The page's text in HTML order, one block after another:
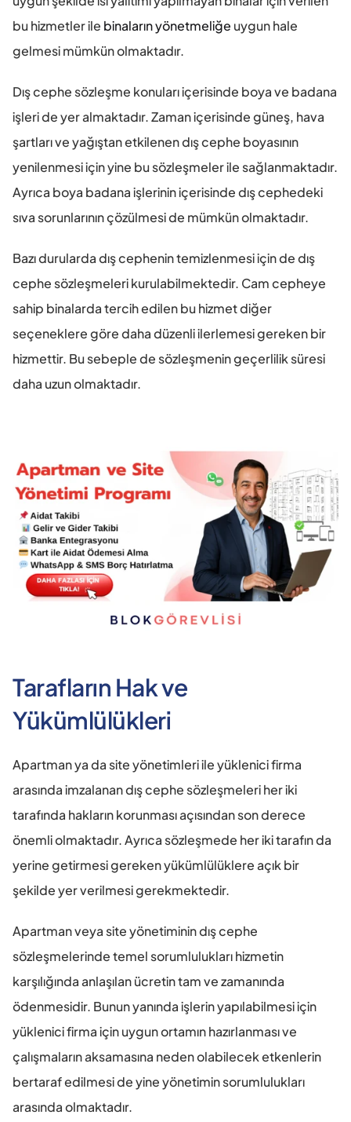
bu hizmetler ile binaların yönetmeliğe uygun hale
gelmesi mümkün olmaktadır.
Dış cephe sözleşme konuları içerisinde boya ve badana
işleri de yer almaktadır. Zaman içerisinde güneş, hava
şartları ve yağıştan etkilenen dış cephe boyasının
yenilenmesi için yine bu sözleşmeler ile sağlanmaktadır.
Ayrıca boya badana işlerinin içerisinde dış cephedeki
sıva sorunlarının çözülmesi de mümkün olmaktadır.
Bazı durularda dış cephenin temizlenmesi için de dış
cephe sözleşmeleri kurulabilmektedir. Cam cepheye
sahip binalarda tercih edilen bu hizmet diğer
seçeneklere göre daha düzenli ilerlemesi gereken bir
hizmettir. Bu sebeple de sözleşmenin geçerlilik süresi
daha uzun olmaktadır.
Tarafların Hak ve
Yükümlülükleri
Apartman ya da site yönetimleri ile yüklenici firma
arasında imzalanan dış cephe sözleşmeleri her iki
tarafında hakların korunması açısından son derece
önemli olmaktadır. Ayrıca sözleşmede her iki tarafın da
yerine getirmesi gereken yükümlülüklere açık bir
şekilde yer verilmesi gerekmektedir.
Apartman veya site yönetiminin dış cephe
sözleşmelerinde temel sorumlulukları hizmetin
karşılığında anlaşılan ücretin tam ve zamanında
ödenmesidir. Bunun yanında işlerin yapılabilmesi için
yüklenici firma için uygun ortamın hazırlanması ve
çalışmaların aksamasına neden olabilecek etkenlerin
bertaraf edilmesi de yine yönetimin sorumlulukları
arasında olmaktadır.